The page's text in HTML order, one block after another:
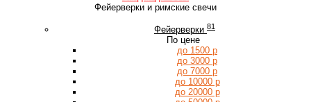
Фейерверки и римские свечи
Фейерверки 81
По цене
до 1500 р
до 3000 р
до 7000 р
до 10000 р
до 20000 р